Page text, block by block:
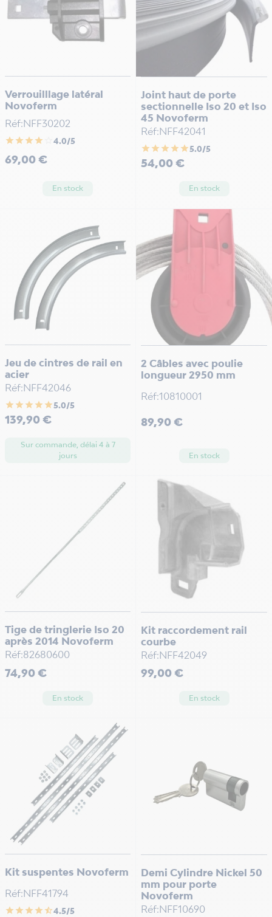
Verrouilllage latéral
Novoferm
Réf:NFF30202
star star star star 4.0/5
Prix
69,00 €
En stock
Joint haut de porte
sectionnelle Iso 20 et Iso
45 Novoferm
Réf:NFF42041
star star star star star5.0/5
Prix
54,00 €
En stock
Jeu de cintres de rail en
acier
Réf:NFF42046
star star star star star5.0/5
Prix
139,90 €
Sur commande, délai 4 à 7
jours
2 Câbles avec poulie
longueur 2950 mm
Réf:10810001
Prix
89,90 €
En stock
Tige de tringlerie Iso 20
après 2014 Novoferm
Réf:82680600
Prix
74,90 €
En stock
Kit raccordement rail
courbe
Réf:NFF42049
Prix
99,00 €
En stock
Kit suspentes Novoferm
Réf:NFF41794
star star star star star_half4.5/5
Demi Cylindre Nickel 50
mm pour porte
Novoferm
Réf:NFF10690